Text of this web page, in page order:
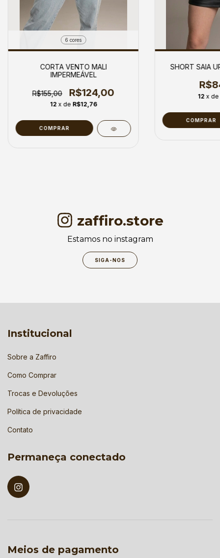
6 cores
CORTA VENTO MALI
IMPERMEÁVEL
R$155,00 R$124,00
12 x de R$12,76
COMPRAR
SHORT SAIA
12 x de
COMPRAR
zaffiro.store
Estamos no instagram
SIGA-NOS
Institucional
Sobre a Zaffiro
Como Comprar
Trocas e Devoluções
Política de privacidade
Contato
Permaneça conectado
Meios de pagamento